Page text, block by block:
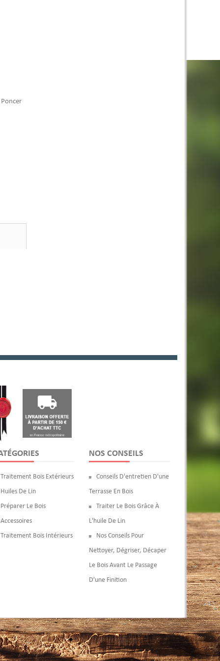
Traitement Bois Extérieurs
Huiles De Lin
Préparer Le Bois
Accessoires
Traitement Bois Intérieurs
NOS CONSEILS
Conseils D'entretien D'une
Terrasse En Bois
Traiter Le Bois Grâce À
L'huile De Lin
Nos Conseils Pour
Nettoyer, Dégriser, Décaper
Le Bois Avant Le Passage
D'une Finition